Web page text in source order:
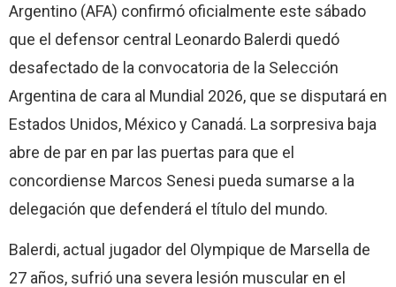
Argentino (AFA) confirmó oficialmente este sábado
que el defensor central Leonardo Balerdi quedó
desafectado de la convocatoria de la Selección
Argentina de cara al Mundial 2026, que se disputará en
Estados Unidos, México y Canadá. La sorpresiva baja
abre de par en par las puertas para que el
concordiense Marcos Senesi pueda sumarse a la
delegación que defenderá el título del mundo.
Balerdi, actual jugador del Olympique de Marsella de
27 años, sufrió una severa lesión muscular en el